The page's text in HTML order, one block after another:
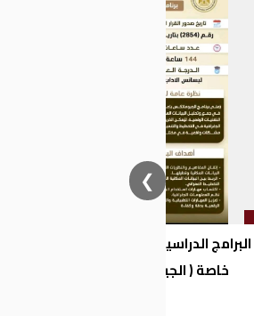
❮
البرامج الدراسية لكلية الاداب بمصروفات
خاصة ( الجيوماتكس والجغرافيا)